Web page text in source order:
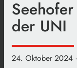
der UNI
24. Oktober 2024